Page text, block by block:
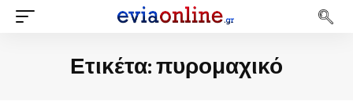
Ετικέτα:πυρομαχικό